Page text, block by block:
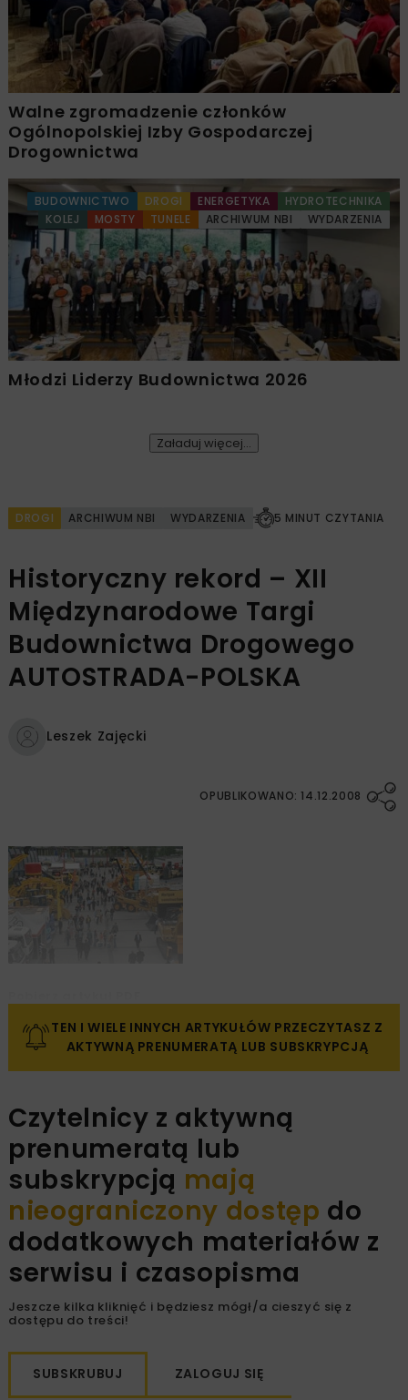
Walne zgromadzenie członków
Ogólnopolskiej Izby Gospodarczej
Drogownictwa
BUDOWNICTWO DROGI ENERGETYKA
HYDROTECHNIKA
KOLEJ
MOSTY TUNELE ARCHIWUM NBI WYDARZENIA
Młodzi Liderzy Budownictwa 2026
Załaduj więcej...
DROGI ARCHIWUM NBI WYDARZENIA 5 MINUT CZYTANIA
Historyczny rekord – XII
Międzynarodowe Targi
Budownictwa Drogowego
AUTOSTRADA-POLSKA
Leszek Zajęcki
OPUBLIKOWANO: 14.12.2008
TEN I WIELE INNYCH ARTYKUŁÓW PRZECZYTASZ Z
AKTYWNĄ PRENUMERATĄ LUB SUBSKRYPCJĄ
Czytelnicy z aktywną
prenumeratą lub
subskrypcją mają
nieograniczony dostęp do
dodatkowych materiałów z
serwisu i czasopisma
Jeszcze kilka kliknięć i będziesz mógł/a cieszyć się z
dostępu do treści!
SUBSKRUBUJ ZALOGUJ SIĘ